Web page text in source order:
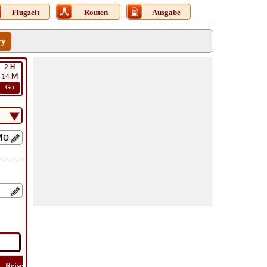
Flugzeit Routen Ausgabe
2 H
14 M
Go